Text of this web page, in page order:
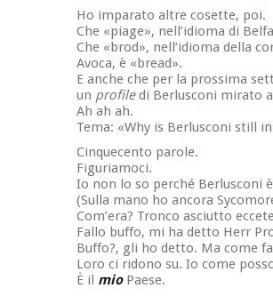
Ho imparato altre cosette, poi.
Che «piage», nell’idioma di
Che «brod», nell’idioma della
Avoca, è «bread».
E anche che per la prossima
un profiledi Berlusconi mirato
Ah ah ah.
Tema: «Why is Berlusconi still
Cinquecento parole.
Figuriamoci.
Io non lo so perché Berlusconi
(Sulla mano ho ancora
Com’era? Tronco asciutto
Fallo buffo, mi ha detto Herr
Buffo?, gli ho detto. Ma come
Loro ci ridono su. Io come
È il mioPaese.